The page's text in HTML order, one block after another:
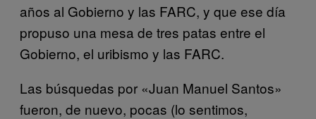
años al Gobierno y las FARC, y que ese día
propuso una mesa de tres patas entre el
Gobierno, el uribismo y las FARC.
Las búsquedas por «Juan Manuel Santos»
fueron, de nuevo, pocas (lo sentimos,